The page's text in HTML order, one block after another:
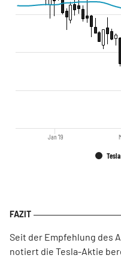
Tesla
Jan '19
Seit der Empfehlung des
notiert die Tesla-Aktie